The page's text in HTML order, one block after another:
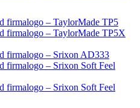
firmalogo – TaylorMade TP5
firmalogo – TaylorMade TP5X
firmalogo – Srixon AD333
firmalogo – Srixon Soft Feel
firmalogo – Srixon Soft Feel